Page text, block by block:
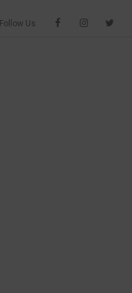
Follow Us